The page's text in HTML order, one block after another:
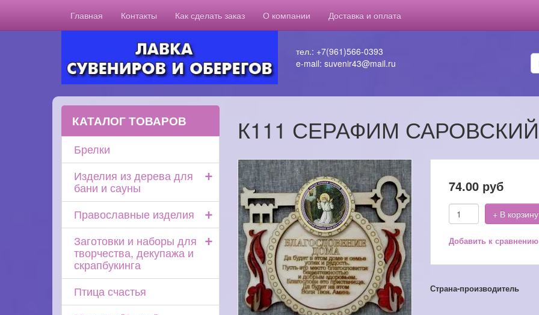
Главная Контакты Как сделать заказ О компании Доставка и оплата
тел.: +7(961)566-0393
e-mail: suvenir43@mail.ru
К111 СЕРАФИМ САРОВСКИЙ
74.00руб
+ В корзину
Добавить к сравнению
Страна-производитель
КАТАЛОГ ТОВАРОВ
Брелки
+
Изделия из дерева для
бани и сауны
+
Православные изделия
+
Заготовки и наборы для
творчества, декупажа и
скрапбукинга
Птица счастья